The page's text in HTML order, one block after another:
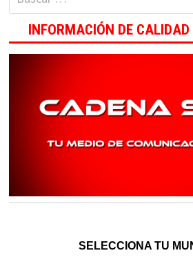
INFORMACIÓN DE
SELECCIONA TU